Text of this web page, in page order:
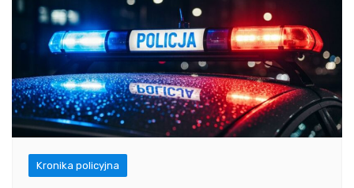
Kronika policyjna